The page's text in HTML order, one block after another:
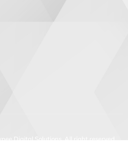
Digital Solutions. All right reserved